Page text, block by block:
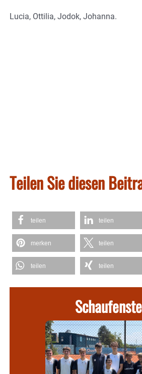
Lucia, Ottilia, Jodok, Johanna.
Teilen Sie diesen
teilen teilen
merken teilen
teilen teilen